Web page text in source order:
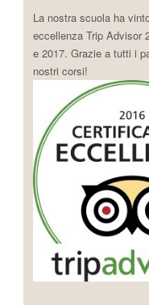
La nostra scuola ha
eccellenza Trip Advisor
e 2017. Grazie a tutti i
nostri corsi!